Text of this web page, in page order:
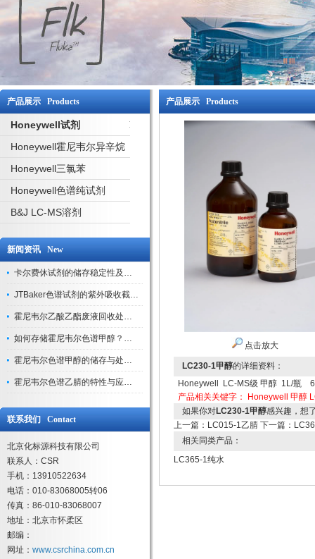
产品展示 Products
Honeywell试剂
Honeywell霍尼韦尔异辛烷
Honeywell三氯苯
Honeywell色谱纯试剂
B&J LC-MS溶剂
新闻资讯 New
卡尔费休试剂的储存稳定性及开封后有效期验证
JTBaker色谱试剂的紫外吸收截止波长与背景干扰
霍尼韦尔乙酸乙酯废液回收处理方法与环保处置建议
如何存储霍尼韦尔色谱甲醇？避光、密封、远离火源
霍尼韦尔色谱甲醇的储存与处理注意事项
霍尼韦尔色谱乙腈的特性与应用领域解析
联系我们 Contact
北京化标源科技有限公司
联系人：CSR
手机：13910522634
电话：010-83068005转06
传真：86-010-83068007
地址：北京市怀柔区
邮编：
网址： www.csrchina.com.cn
产品展示 Products
点击放大
LC230-1甲醇的详细资料：
Honeywell LC-MS级 甲醇 1L/瓶
产品相关关键字：
Honeywell 甲醇
如果你对LC230-1甲醇感兴趣，想
上一篇： LC015-1乙腈 下一篇：
相关同类产品：
LC365-1纯水